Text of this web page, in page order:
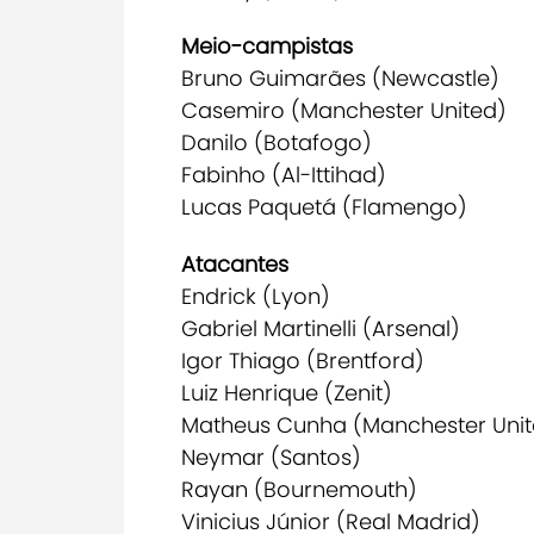
Meio-campistas
Bruno Guimarães (Newcastle)
Casemiro (Manchester United)
Danilo (Botafogo)
Fabinho (Al-Ittihad)
Lucas Paquetá (Flamengo)
Atacantes
Endrick (Lyon)
Gabriel Martinelli (Arsenal)
Igor Thiago (Brentford)
Luiz Henrique (Zenit)
Matheus Cunha (Manchester
Neymar (Santos)
Rayan (Bournemouth)
Vinicius Júnior (Real Madrid)